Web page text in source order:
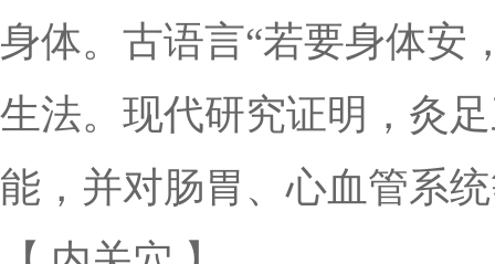
身体。古语言“若要身体安
生法。现代研究证明，灸
能，并对肠胃、心血管系